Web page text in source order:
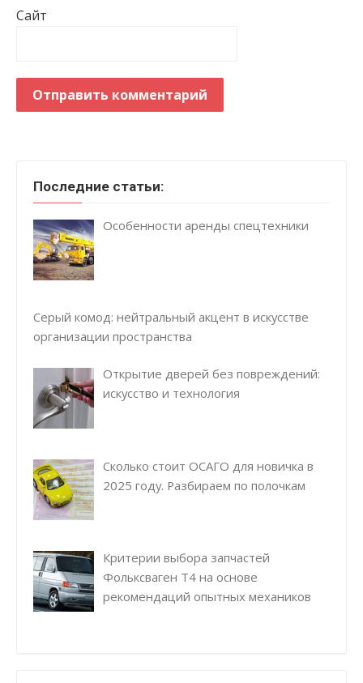
Сайт
Последние статьи:
Особенности аренды спецтехники
Серый комод: нейтральный акцент в искусстве
организации пространства
Открытие дверей без повреждений:
искусство и технология
Сколько стоит ОСАГО для новичка в
2025 году. Разбираем по полочкам
Критерии выбора запчастей
Фольксваген Т4 на основе
рекомендаций опытных механиков